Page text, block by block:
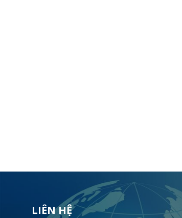
LIÊN HỆ